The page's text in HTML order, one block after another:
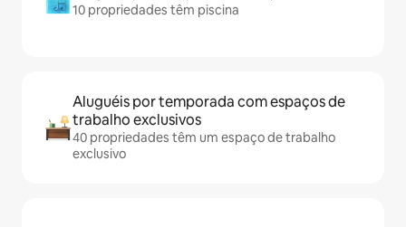
10 propriedades têm piscina
Aluguéis por temporada com espaços de
trabalho exclusivos
40 propriedades têm um espaço de trabalho
exclusivo